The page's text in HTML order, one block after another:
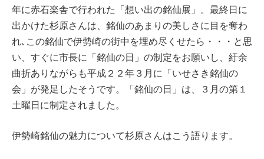
年に赤石楽舎で行われた「想い出の銘仙展」。最終日に
出かけた杉原さんは、銘仙のあまりの美しさに目を奪わ
れ､この銘仙で伊勢崎の街中を埋め尽くせたら・・・と思
い、すぐに市長に「銘仙の日」の制定をお願いし、紆余
曲折ありながらも平成２２年３月に「いせさき銘仙の
会」が発足したそうです。「銘仙の日」は、３月の第１
土曜日に制定されました。
伊勢崎銘仙の魅力について杉原さんはこう語ります。